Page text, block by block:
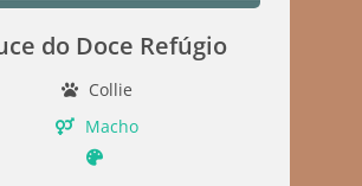
do Doce Refúgio
Collie
Macho